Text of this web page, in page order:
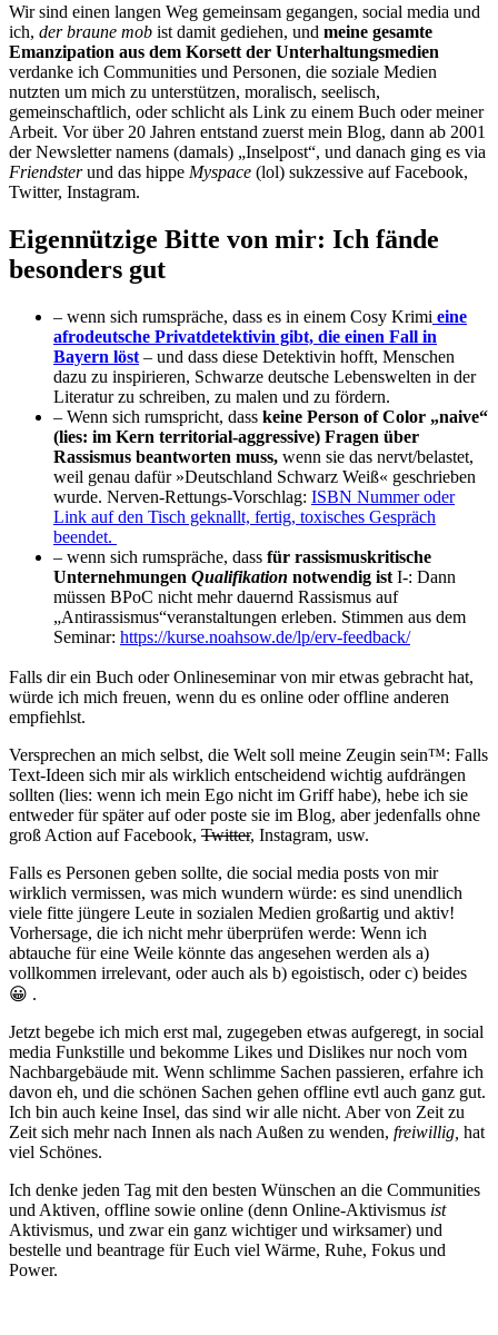
Wir sind einen langen Weg gemeinsam gegangen, social media und
ich, der braune mob ist damit gediehen, und meine gesamte
Emanzipation aus dem Korsett der Unterhaltungsmedien
verdanke ich Communities und Personen, die soziale Medien
nutzten um mich zu unterstützen, moralisch, seelisch,
gemeinschaftlich, oder schlicht als Link zu einem Buch oder meiner
Arbeit. Vor über 20 Jahren entstand zuerst mein Blog, dann ab 2001
der Newsletter namens (damals) „Inselpost“, und danach ging es via
Friendsterund das hippe Myspace (lol) sukzessive auf Facebook,
Twitter, Instagram.
Eigennützige Bitte von mir: Ich fände
besonders gut
– wenn sich rumspräche, dass es in einem Cosy Krimi eine
afrodeutsche Privatdetektivin gibt, die einen Fall in
Bayern löst – und dass diese Detektivin hofft, Menschen
dazu zu inspirieren, Schwarze deutsche Lebenswelten in der
Literatur zu schreiben, zu malen und zu fördern.
– Wenn sich rumspricht, dass keine Person of Color „naive“
(lies: im Kern territorial-aggressive) Fragen über
Rassismus beantworten muss, wenn sie das nervt/belastet,
weil genau dafür »Deutschland Schwarz Weiß« geschrieben
wurde. Nerven-Rettungs-Vorschlag: ISBN Nummer oder
Link auf den Tisch geknallt, fertig, toxisches Gespräch
beendet.
– wenn sich rumspräche, dass für rassismuskritische
Unternehmungen Qualifikation notwendig ist I-: Dann
müssen BPoC nicht mehr dauernd Rassismus auf
„Antirassismus“veranstaltungen erleben. Stimmen aus dem
Seminar: https://kurse.noahsow.de/lp/erv-feedback/
Falls dir ein Buch oder Onlineseminar von mir etwas gebracht hat,
würde ich mich freuen, wenn du es online oder offline anderen
empfiehlst.
Versprechen an mich selbst, die Welt soll meine Zeugin sein™: Falls
Text-Ideen sich mir als wirklich entscheidend wichtig aufdrängen
sollten (lies: wenn ich mein Ego nicht im Griff habe), hebe ich sie
entweder für später auf oder poste sie im Blog, aber jedenfalls ohne
groß Action auf Facebook, Twitter, Instagram, usw.
Falls es Personen geben sollte, die social media posts von mir
wirklich vermissen, was mich wundern würde: es sind unendlich
viele fitte jüngere Leute in sozialen Medien großartig und aktiv!
Vorhersage, die ich nicht mehr überprüfen werde: Wenn ich
abtauche für eine Weile könnte das angesehen werden als a)
vollkommen irrelevant, oder auch als b) egoistisch, oder c) beides
😀 .
Jetzt begebe ich mich erst mal, zugegeben etwas aufgeregt, in social
media Funkstille und bekomme Likes und Dislikes nur noch vom
Nachbargebäude mit. Wenn schlimme Sachen passieren, erfahre ich
davon eh, und die schönen Sachen gehen offline evtl auch ganz gut.
Ich bin auch keine Insel, das sind wir alle nicht. Aber von Zeit zu
Zeit sich mehr nach Innen als nach Außen zu wenden, freiwillig, hat
viel Schönes.
Ich denke jeden Tag mit den besten Wünschen an die Communities
und Aktiven, offline sowie online (denn Online-Aktivismus ist
Aktivismus, und zwar ein ganz wichtiger und wirksamer) und
bestelle und beantrage für Euch viel Wärme, Ruhe, Fokus und
Power.